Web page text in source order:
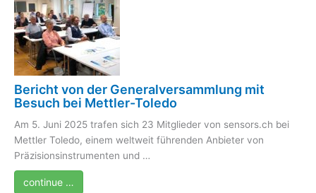
Bericht von der Generalversammlung mit
Besuch bei Mettler-Toledo
Am 5. Juni 2025 trafen sich 23 Mitglieder von sensors.ch bei
Mettler Toledo, einem weltweit führenden Anbieter von
Präzisionsinstrumenten und …
continue …